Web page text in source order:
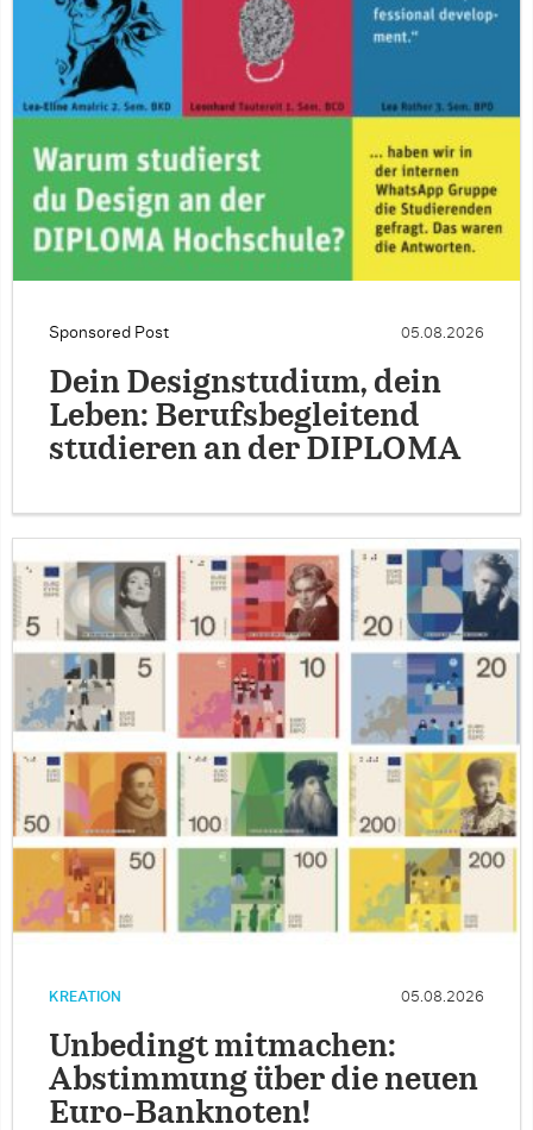
Sponsored Post 05.08.2026
Dein Designstudium, dein
Leben: Berufsbegleitend
studieren an der DIPLOMA
KREATION 05.08.2026
Unbedingt mitmachen:
Abstimmung über die neuen
Euro-Banknoten!